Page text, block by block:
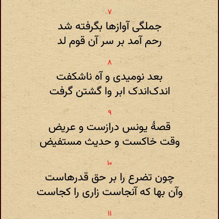
جملگی آوازها بگرفته شد
رحم آمد بر سر آن قوم لد
بعد نومیدی و آه ناشکفت
اندک‌اندک ابر وا گشتن گرفت
قصهٔ یونس درازست و عریض
وقت خاکست و حدیث مستفیض
چون تضرع را بر حق قدرهاست
وآن بها که آنجاست زاری را کجاست